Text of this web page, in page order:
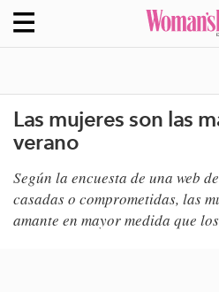
Las mujeres son las
verano
Según la encuesta de una web
casadas o comprometidas, las
amante en mayor medida que